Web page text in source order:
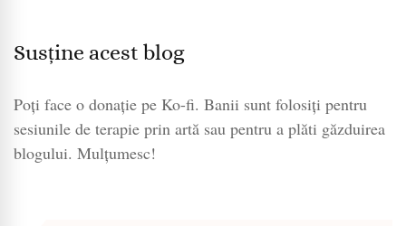
Susține acest blog
Poți face o donație pe Ko-fi. Banii sunt folosiți pentru
sesiunile de terapie prin artă sau pentru a plăti găzduirea
blogului. Mulțumesc!